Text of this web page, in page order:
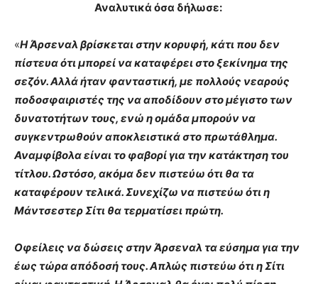
Αναλυτικά όσα δήλωσε:
«Η Άρσεναλ βρίσκεται στην κορυφή, κάτι που δεν
πίστευα ότι μπορεί να καταφέρει στο ξεκίνημα της
σεζόν. Αλλά ήταν φανταστική, με πολλούς νεαρούς
ποδοσφαιριστές της να αποδίδουν στο μέγιστο των
δυνατοτήτων τους, ενώ η ομάδα μπορούν να
συγκεντρωθούν αποκλειστικά στο πρωτάθλημα.
Αναμφίβολα είναι το φαβορί για την κατάκτηση του
τίτλου. Ωστόσο, ακόμα δεν πιστεύω ότι θα τα
καταφέρουν τελικά. Συνεχίζω να πιστεύω ότι η
Μάντσεστερ Σίτι θα τερματίσει πρώτη.
Οφείλεις να δώσεις στην Άρσεναλ τα εύσημα για την
έως τώρα απόδοσή τους. Απλώς πιστεύω ότι η Σίτι